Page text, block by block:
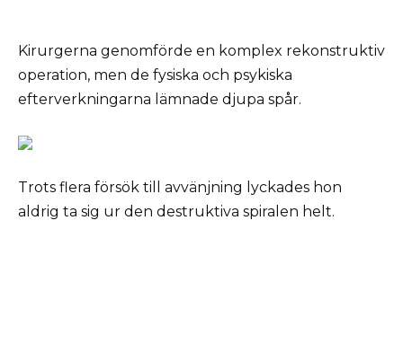
Kirurgerna genomförde en komplex rekonstruktiv
operation, men de fysiska och psykiska
efterverkningarna lämnade djupa spår.
Trots flera försök till avvänjning lyckades hon
aldrig ta sig ur den destruktiva spiralen helt.